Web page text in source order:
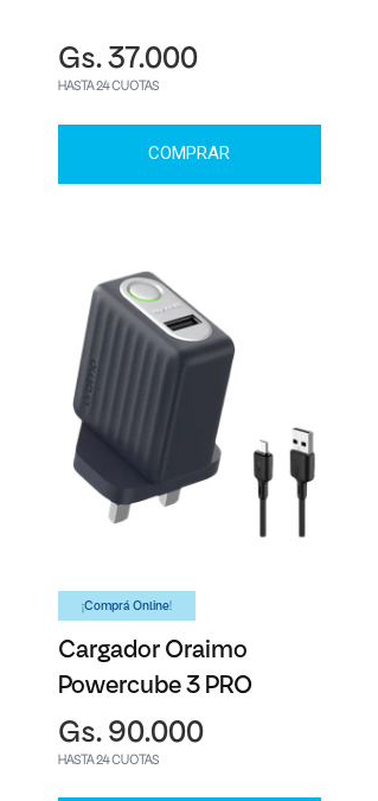
Gs. 37.000
HASTA 24 CUOTAS
COMPRAR
¡Comprá Online!
Cargador Oraimo
Powercube 3 PRO
Gs. 90.000
HASTA 24 CUOTAS